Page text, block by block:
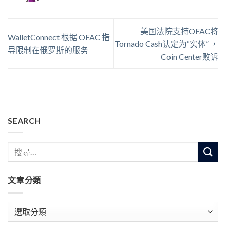
WalletConnect 根据 OFAC 指
导限制在俄罗斯的服务
美国法院支持OFAC将
Tornado Cash认定为“实体” ，
Coin Center败诉
SEARCH
文章分類